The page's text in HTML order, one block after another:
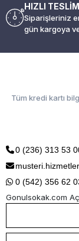
HIZLI
Siparişleriniz
gün kargoya
Tüm kredi kartı
0 (236) 313 53
0 (542) 356 62
Gonulsokak.com